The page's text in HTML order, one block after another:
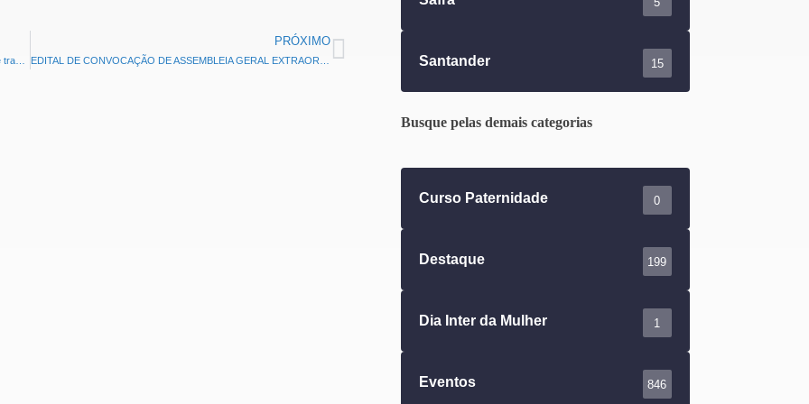
PRÓXIMO
Santander 15
Busque pelas demais categorias
Curso Paternidade 0
Destaque 199
Dia Inter da Mulher 1
Eventos 846